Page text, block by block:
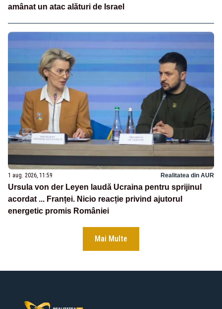
amânat un atac alături de Israel
1 aug. 2026, 11:59 Realitatea din AUR
Ursula von der Leyen laudă Ucraina pentru sprijinul
acordat ... Franței. Nicio reacție privind ajutorul
energetic promis României
Mai Multe